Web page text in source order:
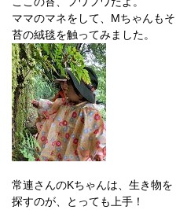
ママのマネをして、Mちゃんもそ
苔の絨毯を触ってみました。
常連さんのKちゃんは、生き物を
探すのが、とっても上手！